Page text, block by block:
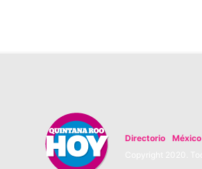
Directorio México